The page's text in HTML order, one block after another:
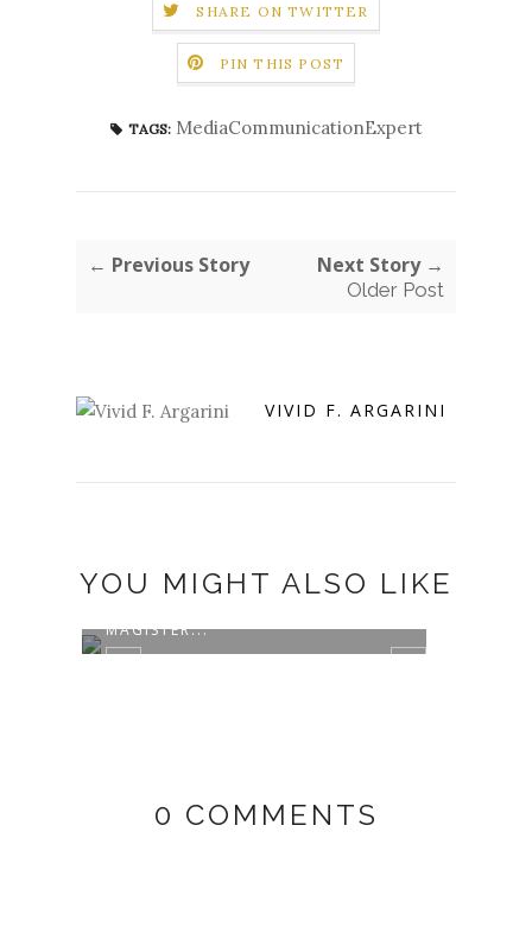
SHARE ON TWITTER
PIN THIS POST
TAGS: MediaCommunicationExpert
← Previous Story Next Story →
Older Post
VIVID F. ARGARINI
YOU MIGHT ALSO LIKE
MAGISTER...
0 COMMENTS